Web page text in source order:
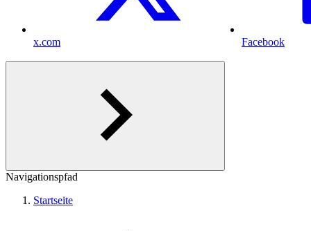
x.com Facebook
Navigationspfad
Startseite